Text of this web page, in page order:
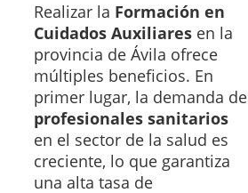
Realizar la Formación en
Cuidados Auxiliares en la
provincia de Ávila ofrece
múltiples beneficios. En
primer lugar, la demanda de
profesionales sanitarios
en el sector de la salud es
creciente, lo que garantiza
una alta tasa de